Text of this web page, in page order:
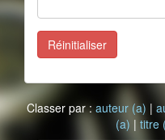
Réinitialiser
Classer par :auteur (a) |
(a) | titre